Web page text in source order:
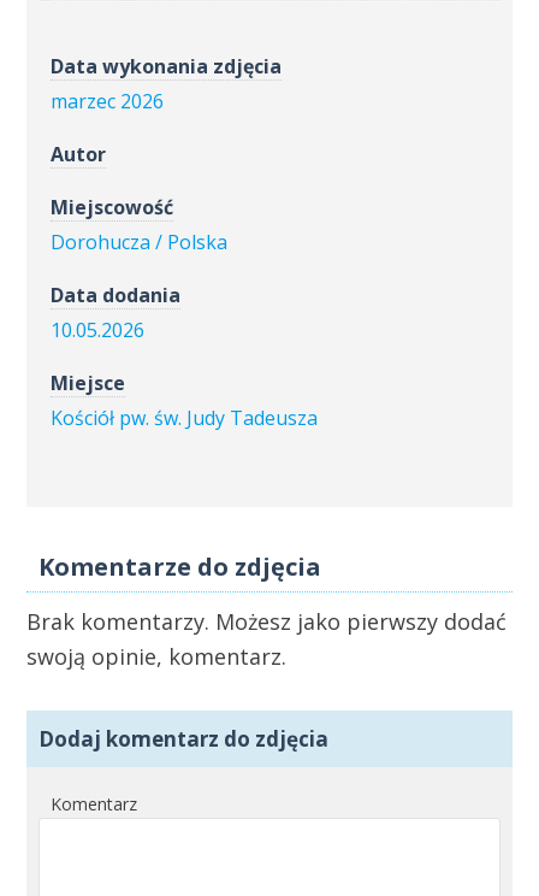
Data wykonania zdjęcia
marzec 2026
Autor
Miejscowość
Dorohucza / Polska
Data dodania
10.05.2026
Miejsce
Kościół pw. św. Judy Tadeusza
Komentarze do zdjęcia
Brak komentarzy. Możesz jako pierwszy dodać
swoją opinie, komentarz.
Dodaj komentarz do zdjęcia
Komentarz